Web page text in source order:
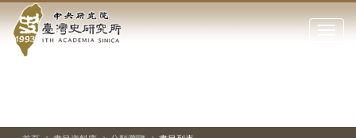
到中
央
點
閉
停、
圖
圖
結